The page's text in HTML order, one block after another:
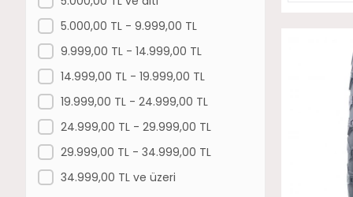
Can-Am Maverick X Rs Turbo Rr Sas
Can-Am Maverick Max X Rs Turbo Rr
Can-Am Maverick Max X Rc Turbo Rr
Can-Am Maverick R X Rs 999T Dct
Can-Am Maverick R X Rs 999T Dct
Sas
5.000,00 TL - 9.999,00 TL
9.999,00 TL - 14.999,00 TL
14.999,00 TL - 19.999,00 TL
19.999,00 TL - 24.999,00 TL
24.999,00 TL - 29.999,00 TL
29.999,00 TL - 34.999,00 TL
34.999,00 TL ve üzeri